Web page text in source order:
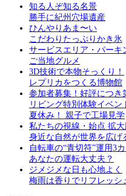
知る人ぞ知る名景
勝手に紀州穴場遺産
ひんやりあま〜い
こだわりたっぷりかき氷
サービスエリア・パーキ
ご当地グルメ
3D技術で本物そっくり！
レプリカをつくる博物館
参加者募集！好評につき
リビング特別体験イベン
夏休み！ 親子で工場見学
私たちの視線・始点 拡大
身近な自然が世界を広げ
自転車の“青切符”運用3カ
あなたの運転大丈夫？
ジメジメな日も心地よく
梅雨は香りでリフレッシ